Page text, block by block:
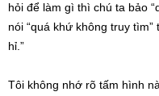
hỏi để làm gì thì chú ta bảo
nói “quá khứ không truy
hỉ.”
Tôi không nhớ rõ tấm hình